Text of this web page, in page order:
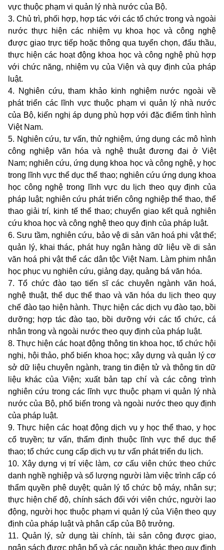
vực thuộc phạm vi quản lý nhà nước của Bộ.
3. Chủ trì, phối hợp, hợp tác với các tổ chức trong và ngoài
nước thực hiện các nhiệm vụ khoa học và công nghệ
được giao trực tiếp hoặc thông qua tuyển chọn, đấu thầu,
thực hiện các hoạt động khoa học và công nghệ phù hợp
với chức năng, nhiệm vụ của Viện và quy định của pháp
luật.
4. Nghiên cứu, tham khảo kinh nghiệm nước ngoài về
phát triển các lĩnh vực thuộc phạm vi quản lý nhà nước
của Bộ, kiến nghị áp dụng phù hợp với đặc điểm tình hình
Việt Nam.
5. Nghiên cứu, tư vấn, thử nghiệm, ứng dụng các mô hình
công nghiệp văn hóa và nghệ thuật đương đại ở Việt
Nam; nghiên cứu, ứng dụng khoa học và công nghệ, y học
trong lĩnh vực thể dục thể thao; nghiên cứu ứng dụng khoa
học công nghệ trong lĩnh vực du lịch theo quy định của
pháp luật; nghiên cứu phát triển công nghiệp thể thao, thể
thao giải trí, kinh tế thể thao; chuyển giao kết quả nghiên
cứu khoa học và công nghệ theo quy định của pháp luật.
6. Sưu tầm, nghiên cứu, bảo vệ di sản văn hoá phi vật thể;
quản lý, khai thác, phát huy ngân hàng dữ liệu về di sản
văn hoá phi vật thể các dân tộc Việt Nam. Làm phim nhân
học phục vụ nghiên cứu, giảng dạy, quảng bá văn hóa.
7. Tổ chức đào tạo tiến sĩ các chuyên ngành văn hoá,
nghệ thuật, thể dục thể thao và văn hóa du lịch theo quy
chế đào tạo hiện hành. Thực hiện các dịch vụ đào tạo, bồi
dưỡng; hợp tác đào tạo, bồi dưỡng với các tổ chức, cá
nhân trong và ngoài nước theo quy định của pháp luật.
8. Thực hiện các hoạt động thông tin khoa học, tổ chức hội
nghị, hội thảo, phổ biến khoa học; xây dựng và quản lý cơ
sở dữ liệu chuyên ngành, trang tin điện tử và thông tin dữ
liệu khác của Viện; xuất bản tạp chí và các công trình
nghiên cứu trong các lĩnh vực thuộc phạm vi quản lý nhà
nước của Bộ, phổ biến trong và ngoài nước theo quy định
của pháp luật.
9. Thực hiện các hoạt động dịch vụ y học thể thao, y học
cổ truyền; tư vấn, thẩm định thuộc lĩnh vực thể dục thể
thao; tổ chức cung cấp dịch vụ tư vấn phát triển du lịch.
10. Xây dựng vị trí việc làm, cơ cấu viên chức theo chức
danh nghề nghiệp và số lượng người làm việc trình cấp có
thẩm quyền phê duyệt; quản lý tổ chức bộ máy, nhân sự;
thực hiện chế độ, chính sách đối với viên chức, người lao
động, người học thuộc phạm vi quản lý của Viện theo quy
định của pháp luật và phân cấp của Bộ trưởng.
11. Quản lý, sử dụng tài chính, tài sản công được giao,
ngân sách được phân bổ và các nguồn khác theo quy định